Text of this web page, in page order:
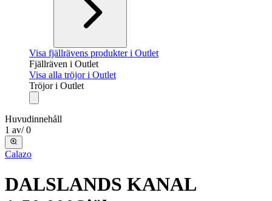
Visa fjällrävens produkter i Outlet
Fjällräven i Outlet
Visa alla tröjor i Outlet
Tröjor i Outlet
Huvudinnehåll
1 av/ 0
Calazo
DALSLANDS KANAL